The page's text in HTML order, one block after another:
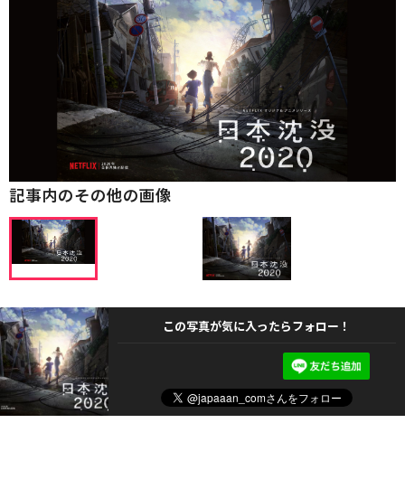
記事内のその他の画像
この写真が気に入ったらフォロー！